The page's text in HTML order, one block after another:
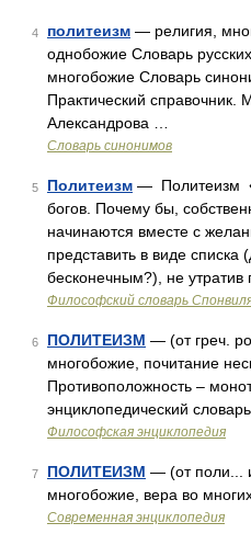
4 политеизм — религия,
однобожие Словарь
многобожие Словарь
Практический справочник.
Александрова …
Словарь синонимов
5 Политеизм — Политеизм
богов. Почему бы,
начинаются вместе с
представить в виде
бесконечным?), не
Философский словарь
6 ПОЛИТЕИЗМ — (от греч.
многобожие, почитание
Противоположность –
энциклопедический
Философская энциклопедия
7 ПОЛИТЕИЗМ — (от поли...
многобожие, вера во
Современная энциклопедия